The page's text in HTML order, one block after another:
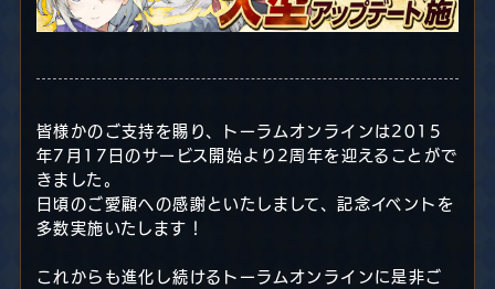
皆様かのご支持を賜り、トーラムオンラインは2015
年7月17日のサービス開始より2周年を迎えることがで
きました。
日頃のご愛顧への感謝といたしまして、記念イベントを
多数実施いたします！
これからも進化し続けるトーラムオンラインに是非ご